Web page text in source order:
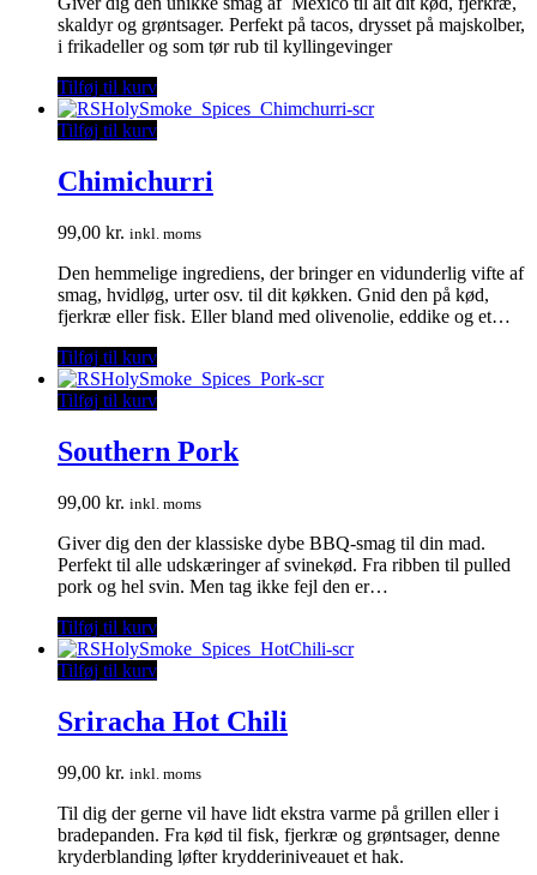
skaldyr og grøntsager. Perfekt på tacos, drysset på majskolber,
i frikadeller og som tør rub til kyllingevinger
Tilføj til kurv
Tilføj til kurv
Chimichurri
99,00 kr. inkl. moms
Den hemmelige ingrediens, der bringer en vidunderlig vifte af
smag, hvidløg, urter osv. til dit køkken. Gnid den på kød,
fjerkræ eller fisk. Eller bland med olivenolie, eddike og et…
Tilføj til kurv
Tilføj til kurv
Southern Pork
99,00 kr. inkl. moms
Giver dig den der klassiske dybe BBQ-smag til din mad.
Perfekt til alle udskæringer af svinekød. Fra ribben til pulled
pork og hel svin. Men tag ikke fejl den er…
Tilføj til kurv
Tilføj til kurv
Sriracha Hot Chili
99,00 kr. inkl. moms
Til dig der gerne vil have lidt ekstra varme på grillen eller i
bradepanden. Fra kød til fisk, fjerkræ og grøntsager, denne
kryderblanding løfter krydderiniveauet et hak.